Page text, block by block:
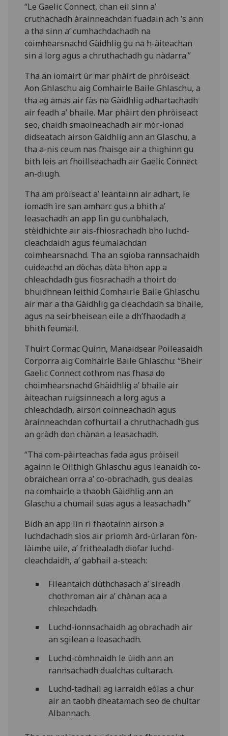
“Le Gaelic Connect, chan eil sinn a’
cruthachadh àrainneachdan fuadain ach ’s ann
a tha sinn a’ cumhachdachadh na
coimhearsnachd Gàidhlig gu na h-àiteachan
sin a lorg agus a chruthachadh gu nàdarra.”
Tha an iomairt ùr mar phàirt de phròiseact
Aon Ghlaschu aig Comhairle Baile Ghlaschu, a
tha ag amas air fàs na Gàidhlig adhartachadh
air feadh a’ bhaile. Mar phàirt den phròiseact
seo, chaidh smaoineachadh air mòr-ionad
didseatach airson Gàidhlig ann an Glaschu, a
tha a-nis ceum nas fhaisge air a thighinn gu
bith leis an fhoillseachadh air Gaelic Connect
an-diugh.
Tha am pròiseact a’ leantainn air adhart, le
iomadh ìre san amharc gus a bhith a’
leasachadh an app lìn gu cunbhalach,
stèidhichte air ais-fhiosrachadh bho luchd-
cleachdaidh agus feumalachdan
coimhearsnachd. Tha an sgioba rannsachaidh
cuideachd an dòchas dàta bhon app a
chleachdadh gus fiosrachadh a thoirt do
bhuidhnean leithid Comhairle Baile Ghlaschu
air mar a tha Gàidhlig ga cleachdadh sa bhaile,
agus na seirbheisean eile a dh’fhaodadh a
bhith feumail.
Thuirt Cormac Quinn, Manaidsear Poileasaidh
Corporra aig Comhairle Baile Ghlaschu: “Bheir
Gaelic Connect cothrom nas fhasa do
choimhearsnachd Ghàidhlig a’ bhaile air
àiteachan ruigsinneach a lorg agus a
chleachdadh, airson coinneachadh agus
àrainneachdan cofhurtail a chruthachadh gus
an gràdh don chànan a leasachadh.
“Tha com-pàirteachas fada agus pròiseil
againn le Oilthigh Ghlaschu agus leanaidh co-
obraichean orra a’ co-obrachadh, gus dealas
na comhairle a thaobh Gàidhlig ann an
Glaschu a chumail suas agus a leasachadh.”
Bidh an app lìn ri fhaotainn airson a
luchdachadh sìos air prìomh àrd-ùrlaran fòn-
làimhe uile, a’ frithealadh diofar luchd-
cleachdaidh, a’ gabhail a-steach:
Fileantaich dùthchasach a’ sireadh
chothroman air a’ chànan aca a
chleachdadh.
Luchd-ionnsachaidh ag obrachadh air
an sgilean a leasachadh.
Luchd-còmhnaidh le ùidh ann an
rannsachadh dualchas cultarach.
Luchd-tadhail ag iarraidh eòlas a chur
air an taobh dheatamach seo de chultar
Albannach.